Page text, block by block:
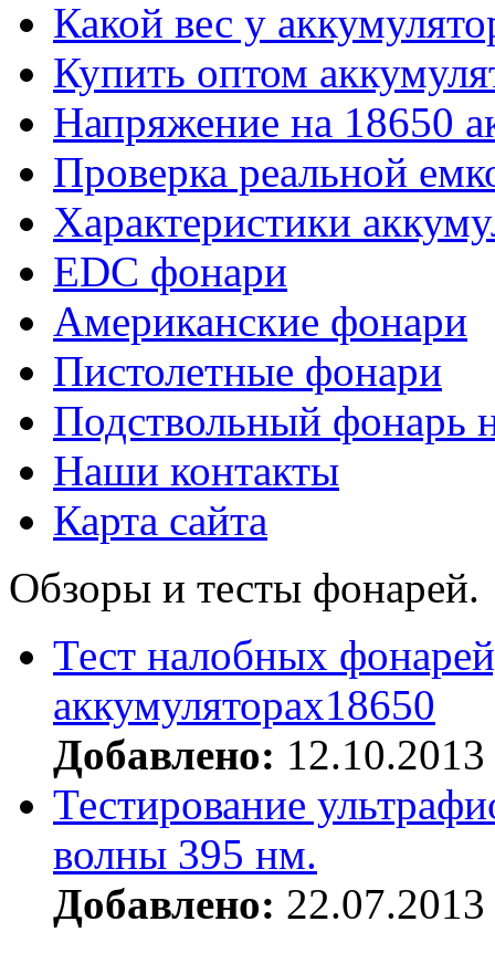
Какой вес у
Купить оптом
Напряжение на 18650
Проверка реальной
Характеристики
EDC фонари
Американские фонари
Пистолетные фонари
Подствольный фонарь
Наши контакты
Карта сайта
Обзоры и тесты фонарей.
Тест налобных
аккумуляторах18650
Добавлено: 12.10.2013
Тестирование
волны 395 нм.
Добавлено: 22.07.2013